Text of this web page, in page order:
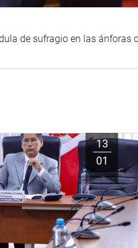
de sufragio en las
13
01